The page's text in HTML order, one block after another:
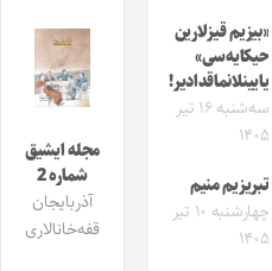
«بیزیم قیزلارین
حیکایه‌سی»
یایینلانماقدادیر!
سه‌شنبه ۱۶ تیر
۱۴۰۵
تبریزیم منیم
چهارشنبه ۱۰ تیر
۱۴۰۵
مجله ایشیق
شماره 2
آذربایجان
قفه‌خانالاری